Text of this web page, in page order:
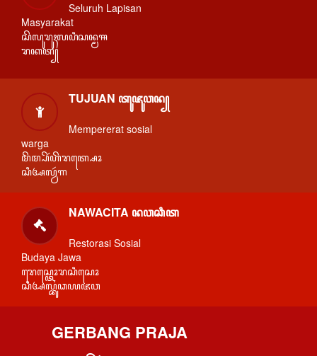
Seluruh Lapisan
Masyarakat
ꦱꦼꦭꦸꦫꦸꦃꦭꦥꦶꦱꦤ꧀ꦩꦯ
ꦫꦏꦠ꧀
TUJUAN ꦠꦸꦗꦸꦮꦤ꧀
Mempererat sosial
warga
ꦩꦼꦩ꧀ꦥꦼꦂꦲꦼꦫꦠ꧀ꦱꦺꦴ
ꦱꦶꦄꦭ꧀ꦮꦂꦒ
NAWACITA ꦤꦮꦕꦶꦠ
Restorasi Sosial
Budaya Jawa
ꦫꦺꦱ꧀ꦠꦺꦴꦫꦱꦶꦱꦺꦴ
ꦱꦶꦄꦭ꧀ꦧꦸꦣꦪꦗꦮ
GERBANG PRAJA